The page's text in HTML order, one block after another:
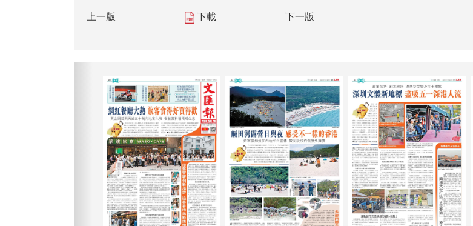
上一版 下載 下一版
A18：戲曲
A19：國際
A20：國際
B01：文匯馬經
B02：文匯馬經
B03：文匯馬經